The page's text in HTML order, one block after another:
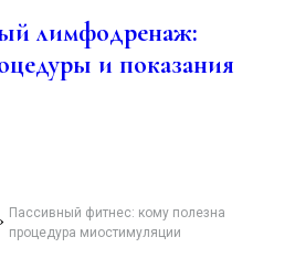
лимфодренаж:
и показания
Пассивный фитнес: кому полезна
процедура миостимуляции